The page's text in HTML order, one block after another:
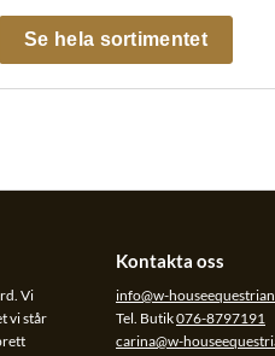
Se hela sortimentet
Vi
vi står
Kontakta oss
info@w-
Tel. Butik076-8797191
carina@w-